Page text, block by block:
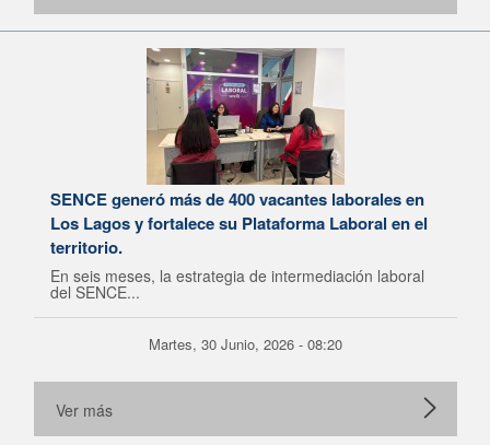
SENCE generó más de 400 vacantes laborales en
Los Lagos y fortalece su Plataforma Laboral en el
territorio.
En seis meses, la estrategia de intermediación laboral
del SENCE...
Martes, 30 Junio, 2026 - 08:20
Ver más